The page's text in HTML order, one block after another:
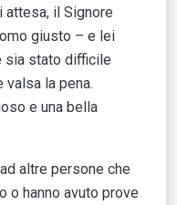
attesa, il Signore
giusto – e lei
sia stato difficile
valsa la pena.
e una bella
altre persone che
o hanno avuto prove